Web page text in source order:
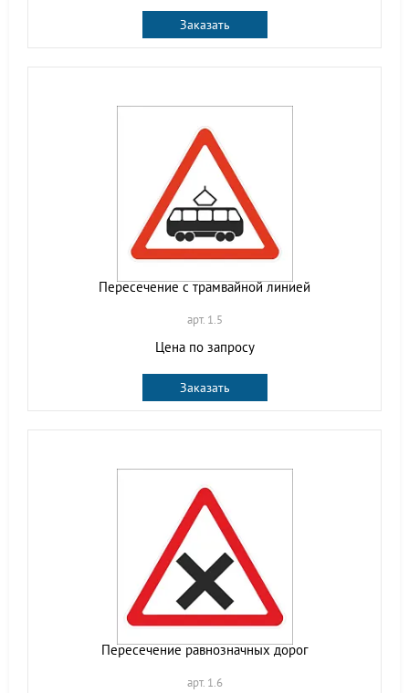
Заказать
Пересечение с трамвайной линией
арт. 1.5
Цена по запросу
Заказать
Пересечение равнозначных дорог
арт. 1.6